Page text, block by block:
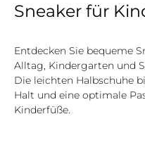
Sneaker für
Entdecken Sie bequeme
Alltag, Kindergarten und
Die leichten Halbschuhe
Halt und eine optimale
Kinderfüße.